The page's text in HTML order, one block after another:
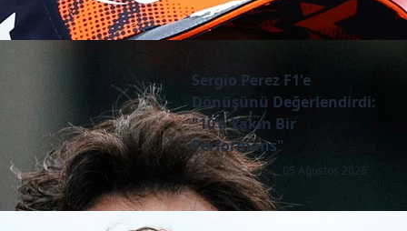
Sergio Perez F1'e
Dönüşünü Değerlendirdi:
"10'a Yakın Bir
Performans"
05 Ağustos 2026